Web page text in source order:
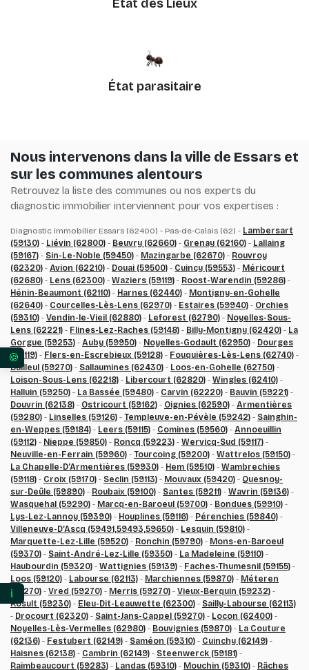
État des Lieux
État parasitaire
Nous intervenons dans la ville de Essars et
sur les communes alentours
Retrouvez la liste des communes ou nos experts du
diagnostic immobilier interviennent pour vos expertises :
Diagnostic immobilier Essars (62400) - Pas-de-Calais (62) - Lambersart
(59130) - Liévin (62800) - Beuvry (62660) - Grenay (62160) - Lallaing
(59167) - Sin-Le-Noble (59450) - Mazingarbe (62670) - Rouvroy
(62320) - Avion (62210) - Douai (59500) - Cuincy (59553) - Méricourt
(62680) - Lens (62300) - Waziers (59119) - Roost-Warendin (59286) -
Hénin-Beaumont (62110) - Harnes (62440) - Montigny-en-Gohelle
(62640) - Courcelles-Lès-Lens (62970) - Estaires (59940) - Orchies
(59310) - Vendin-le-Vieil (62880) - Leforest (62790) - Noyelles-Sous-
Lens (62221) - Flines-Lez-Raches (59148) - Billy-Montigny (62420) - La
Gorgue (59253) - Auby (59950) - Noyelles-Godault (62950) - Dourges
(62119) - Flers-en-Escrebieux (59128) - Fouquières-Lès-Lens (62740) -
Bailleul (59270) - Sallaumines (62430) - Loos-en-Gohelle (62750) -
Loison-Sous-Lens (62218) - Libercourt (62820) - Wingles (62410) -
Halluin (59250) - La Bassée (59480) - Carvin (62220) - Bauvin (59221) -
Douvrin (62138) - Ostricourt (59162) - Oignies (62590) - Armentières
(59280) - Linselles (59126) - Templeuve-en-Pévèle (59242) - Sainghin-
en-Weppes (59184) - Leers (59115) - Comines (59560) - Annoeuillin
(59112) - Nieppe (59850) - Roncq (59223) - Wervicq-Sud (59117) -
Neuville-en-Ferrain (59960) - Tourcoing (59200) - Wattrelos (59150) -
La Chapelle-D’Armentières (59930) - Hem (59510) - Wambrechies
(59118) - Croix (59170) - Seclin (59113) - Mouvaux (59420) - Quesnoy-
sur-Deûle (59890) - Roubaix (59100) - Santes (59211) - Wavrin (59136) -
Wasquehal (59290) - Marcq-en-Baroeul (59700) - Bondues (59910) -
Lys-Lez-Lannoy (59390) - Houplines (59116) - Pérenchies (59840) -
Villeneuve-D’Ascq (59491,59493,59650) - Lesquin (59810) -
Marquette-Lez-Lille (59520) - Ronchin (59790) - Mons-en-Baroeul
(59370) - Saint-André-Lez-Lille (59350) - La Madeleine (59110) -
Haubourdin (59320) - Wattignies (59139) - Faches-Thumesnil (59155) -
Loos (59120) - Labourse (62113) - Marchiennes (59870) - Méteren
(59270) - Vred (59270) - Merris (59270) - Vieux-Berquin (59232) -
Rosult (59230) - Eleu-Dit-Leauwette (62300) - Sailly-Labourse (62113)
- Drocourt (62320) - Saint-Jans-Cappel (59270) - Locon (62400) -
Noyelles-Lès-Vermelles (62980) - Bouvignies (59870) - La Couture
(62136) - Festubert (62149) - Saméon (59310) - Cuinchy (62149) -
Haisnes (62138) - Cambrin (62149) - Steenwerck (59181) -
Raimbeaucourt (59283) - Landas (59310) - Mouchin (59310) - Râches
ℹ️
Vos préférences en matière de consentement